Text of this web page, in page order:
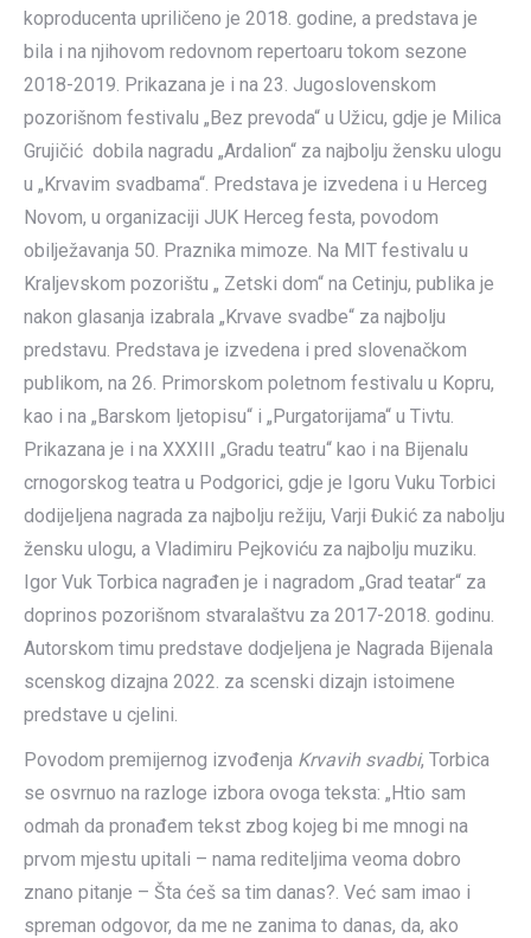
koproducenta upriličeno je 2018. godine, a predstava je
bila i na njihovom redovnom repertoaru tokom sezone
2018-2019. Prikazana je i na 23. Jugoslovenskom
pozorišnom festivalu „Bez prevoda“ u Užicu, gdje je Milica
Grujičić dobila nagradu „Ardalion“ za najbolju žensku ulogu
u „Krvavim svadbama“. Predstava je izvedena i u Herceg
Novom, u organizaciji JUK Herceg festa, povodom
obilježavanja 50. Praznika mimoze. Na MIT festivalu u
Kraljevskom pozorištu „ Zetski dom“ na Cetinju, publika je
nakon glasanja izabrala „Krvave svadbe“ za najbolju
predstavu. Predstava je izvedena i pred slovenačkom
publikom, na 26. Primorskom poletnom festivalu u Kopru,
kao i na „Barskom ljetopisu“ i „Purgatorijama“ u Tivtu.
Prikazana je i na XXXIII „Gradu teatru“ kao i na Bijenalu
crnogorskog teatra u Podgorici, gdje je Igoru Vuku Torbici
dodijeljena nagrada za najbolju režiju, Varji Đukić za nabolju
žensku ulogu, a Vladimiru Pejkoviću za najbolju muziku.
Igor Vuk Torbica nagrađen je i nagradom „Grad teatar“ za
doprinos pozorišnom stvaralaštvu za 2017-2018. godinu.
Autorskom timu predstave dodjeljena je Nagrada Bijenala
scenskog dizajna 2022. za scenski dizajn istoimene
predstave u cjelini.
Povodom premijernog izvođenja Krvavih svadbi, Torbica
se osvrnuo na razloge izbora ovoga teksta: „Htio sam
odmah da pronađem tekst zbog kojeg bi me mnogi na
prvom mjestu upitali – nama rediteljima veoma dobro
znano pitanje – Šta ćeš sa tim danas?. Već sam imao i
spreman odgovor, da me ne zanima to danas, da, ako